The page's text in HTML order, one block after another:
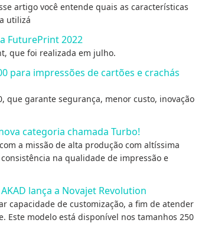
artigo você entende quais as características
utilizá
FuturePrint 2022
que foi realizada em julho.
para impressões de cartões e crachás
que garante segurança, menor custo, inovação
categoria chamada Turbo!
a missão de alta produção com altíssima
na qualidade de impressão e
lança a Novajet Revolution
capacidade de customização, a fim de atender
Este modelo está disponível nos tamanhos 250